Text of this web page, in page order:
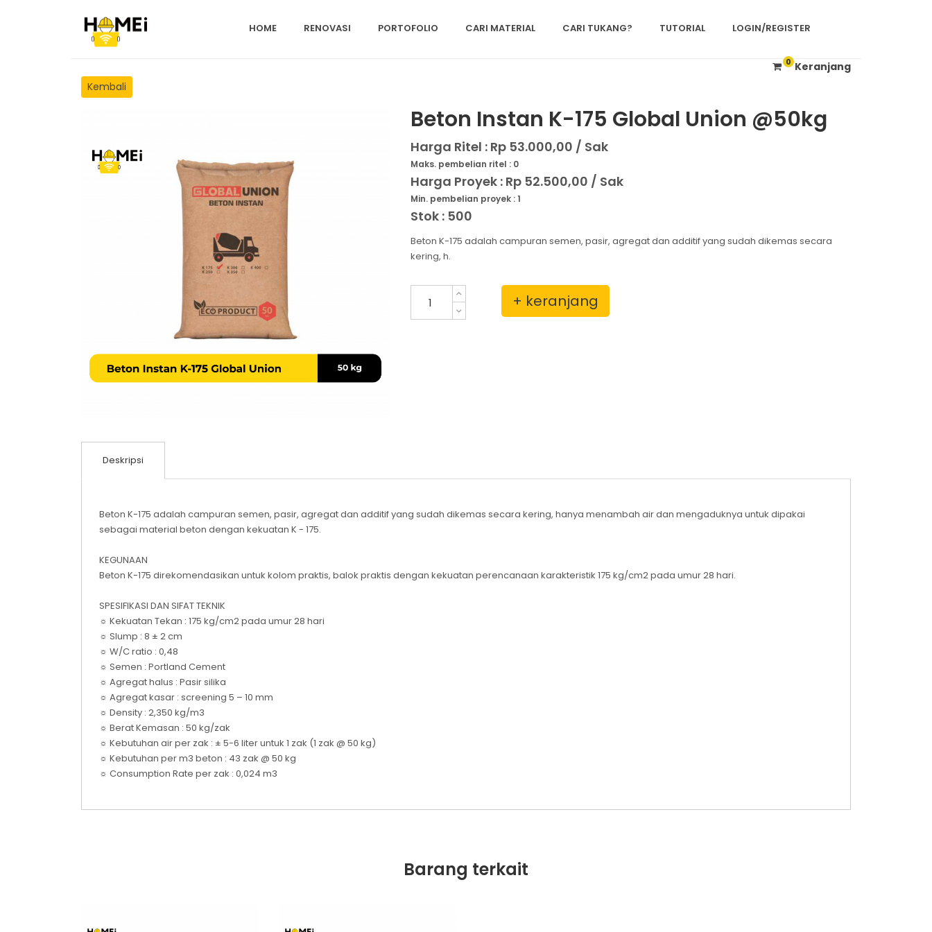
HOME RENOVASI PORTOFOLIO CARI MATERIAL CARI TUKANG? TUTORIAL LOGIN/REGISTER
Kembali
0 Keranjang
Beton Instan K-175 Global Union @50kg
Harga Ritel : Rp 53.000,00 / Sak
Maks. pembelian ritel : 0
Harga Proyek : Rp 52.500,00 / Sak
Min. pembelian proyek : 1
Stok : 500
Beton K-175 adalah campuran semen, pasir, agregat dan additif yang sudah dikemas secara
kering, h.
+ keranjang
Deskripsi
Beton K-175 adalah campuran semen, pasir, agregat dan additif yang sudah dikemas secara kering, hanya menambah air dan mengaduknya untuk dipakai
sebagai material beton dengan kekuatan K - 175.
KEGUNAAN
Beton K-175 direkomendasikan untuk kolom praktis, balok praktis dengan kekuatan perencanaan karakteristik 175 kg/cm2 pada umur 28 hari.
SPESIFIKASI DAN SIFAT TEKNIK
☼ Kekuatan Tekan : 175 kg/cm2 pada umur 28 hari
☼ Slump : 8 ± 2 cm
☼ W/C ratio : 0,48
☼ Semen : Portland Cement
☼ Agregat halus : Pasir silika
☼ Agregat kasar : screening 5 – 10 mm
☼ Density : 2,350 kg/m3
☼ Berat Kemasan : 50 kg/zak
☼ Kebutuhan air per zak : ± 5-6 liter untuk 1 zak (1 zak @ 50 kg)
☼ Kebutuhan per m3 beton : 43 zak @ 50 kg
☼ Consumption Rate per zak : 0,024 m3
Barang terkait